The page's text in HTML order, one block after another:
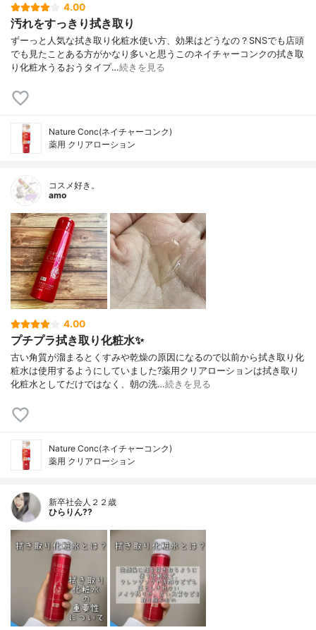
4.00
汚れをすっきり拭き取り
ずーっと人気な拭き取り化粧水使い方、効果はどうなの？⁡⁡⁡SNSでも店頭
でも見たことある方がかなり多いと思うこのネイチャーコンクの拭き取
り化粧水⁡うるおうタイプ…続きを見る
Nature Conc(ネイチャーコンク)
薬用 クリアローション
コスメ好き。
amo
4.00
プチプラ拭き取り化粧水✨
古い角質が溜まるとくすみや乾燥の原因になるので以前から拭き取り化
粧水は使用するようにしていました?薬用クリアローションは拭き取り
化粧水としてだけではなく、朝の洗…続きを見る
Nature Conc(ネイチャーコンク)
薬用 クリアローション
新卒社会人２２歳
ひらりん??